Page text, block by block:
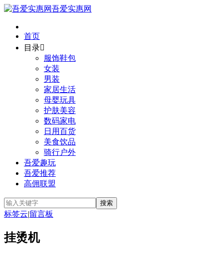
吾爱实惠网
首页
目录
服饰鞋包
女装
男装
家居生活
母婴玩具
护肤美容
数码家电
日用百货
美食饮品
骑行户外
吾爱趣玩
吾爱推荐
高佣联盟
标签云|留言板
挂烫机